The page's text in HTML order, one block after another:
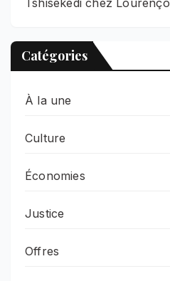
Tshisekedi chez Lourenço
Catégories
À la une
Culture
Économies
Justice
Offres